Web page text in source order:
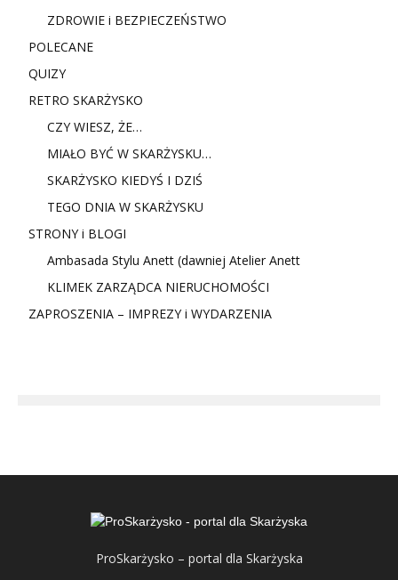
ZDROWIE i BEZPIECZEŃSTWO
POLECANE
QUIZY
RETRO SKARŻYSKO
CZY WIESZ, ŻE…
MIAŁO BYĆ W SKARŻYSKU…
SKARŻYSKO KIEDYŚ I DZIŚ
TEGO DNIA W SKARŻYSKU
STRONY i BLOGI
Ambasada Stylu Anett (dawniej Atelier Anett
KLIMEK ZARZĄDCA NIERUCHOMOŚCI
ZAPROSZENIA – IMPREZY i WYDARZENIA
ProSkarżysko – portal dla Skarżyska